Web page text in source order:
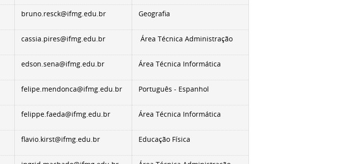
bruno.resck@ifmg.edu.br Geografia
cassia.pires@ifmg.edu.br Área Técnica Administração
edson.sena@ifmg.edu.br Área Técnica Informática
felipe.mendonca@ifmg.edu.br Português - Espanhol
felippe.faeda@ifmg.edu.br Área Técnica Informática
flavio.kirst@ifmg.edu.br Educação Física